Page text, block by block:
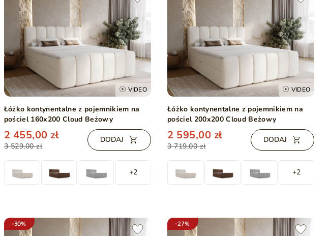
VIDEO
Łóżko kontynentalne z pojemnikiem na
pościel 160x200 Cloud Beżowy
3 529,00 zł
2 455,00 zł DODAJ
+2
VIDEO
Łóżko kontynentalne z pojemnikiem na
pościel 200x200 Cloud Beżowy
3 719,00 zł
2 595,00 zł DODAJ
+2
-30% -27%